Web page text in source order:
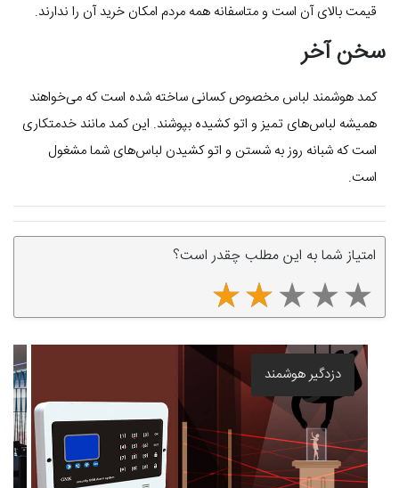
قیمت بالای آن است و متاسفانه همه مردم امکان خرید آن را ندارند.
سخن آخر
کمد هوشمند لباس مخصوص کسانی ساخته شده است که می‌خواهند
همیشه لباس‌های تمیز و اتو کشیده بپوشند. این کمد مانند خدمتکاری
است که شبانه روز به شستن و اتو کشیدن لباس‌های شما مشغول
است.
امتیاز شما به این مطلب چقدر است؟
بهترین قفل برقی درب حیاط